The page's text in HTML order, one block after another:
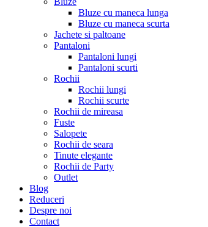
Bluze cu maneca lunga
Bluze cu maneca scurta
Jachete si paltoane
Pantaloni
Pantaloni lungi
Pantaloni scurti
Rochii
Rochii lungi
Rochii scurte
Rochii de mireasa
Fuste
Salopete
Rochii de seara
Tinute elegante
Rochii de Party
Outlet
Blog
Reduceri
Despre noi
Contact